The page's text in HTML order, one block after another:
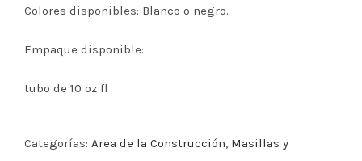
Colores disponibles: Blanco o negro.
Empaque disponible:
tubo de 10 oz fl
Categorías: Area de la Construcción, Masillas y